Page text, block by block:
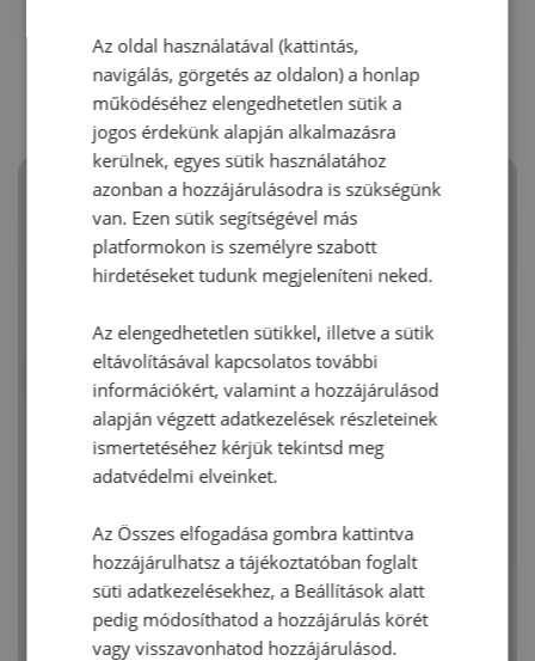
RECEPTAJÁNLÓ
Az oldal használatával (kattintás,
navigálás, görgetés az oldalon) a honlap
működéséhez elengedhetetlen sütik a
jogos érdekünk alapján alkalmazásra
kerülnek, egyes sütik használatához
azonban a hozzájárulásodra is szükségünk
van. Ezen sütik segítségével más
platformokon is személyre szabott
hirdetéseket tudunk megjeleníteni neked.
Az elengedhetetlen sütikkel, illetve a sütik
eltávolításával kapcsolatos további
információkért, valamint a hozzájárulásod
alapján végzett adatkezelések részleteinek
ismertetéséhez kérjük tekintsd meg
adatvédelmi elveinket.
Az Összes elfogadása gombra kattintva
hozzájárulhatsz a tájékoztatóban foglalt
süti adatkezelésekhez, a Beállítások alatt
pedig módosíthatod a hozzájárulás körét
vagy visszavonhatod hozzájárulásod.